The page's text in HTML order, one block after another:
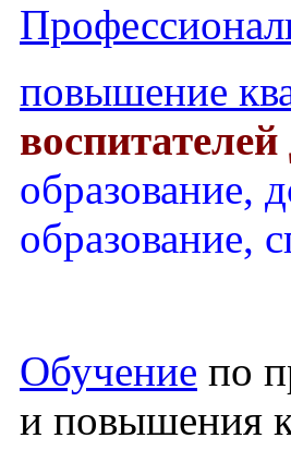
повышение
образование,
образование,
Обучение по
и повышения